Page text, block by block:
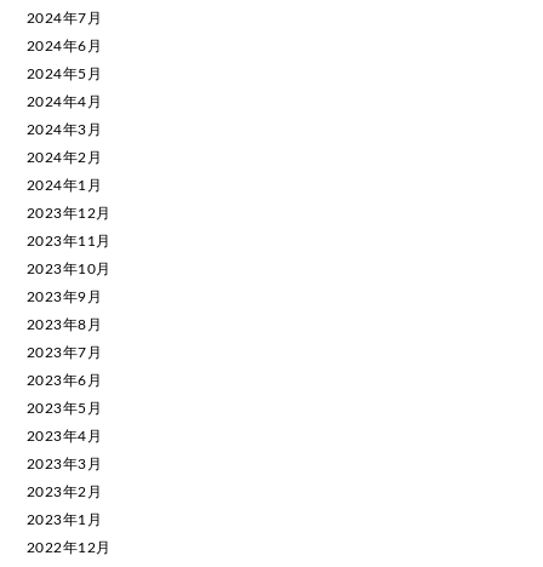
2024年7月
2024年6月
2024年5月
2024年4月
2024年3月
2024年2月
2024年1月
2023年12月
2023年11月
2023年10月
2023年9月
2023年8月
2023年7月
2023年6月
2023年5月
2023年4月
2023年3月
2023年2月
2023年1月
2022年12月